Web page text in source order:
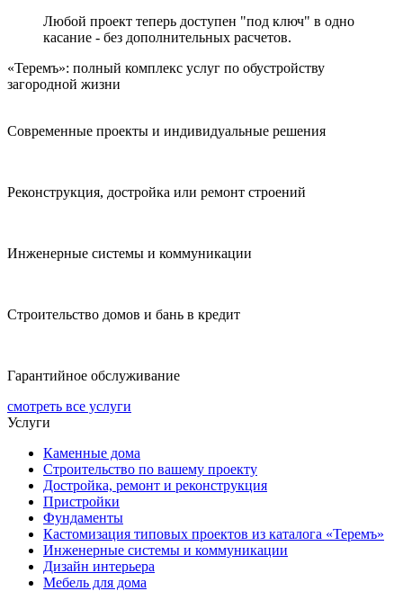
Любой проект теперь доступен "под ключ" в одно
касание - без дополнительных расчетов.
«Теремъ»: полный комплекс услуг по обустройству
загородной жизни
Современные проекты и индивидуальные решения
Реконструкция, достройка или ремонт строений
Инженерные системы и коммуникации
Строительство домов и бань в кредит
Гарантийное обслуживание
смотреть все услуги
Услуги
Каменные дома
Строительство по вашему проекту
Достройка, ремонт и реконструкция
Пристройки
Фундаменты
Кастомизация типовых проектов из каталога «Теремъ»
Инженерные системы и коммуникации
Дизайн интерьера
Мебель для дома